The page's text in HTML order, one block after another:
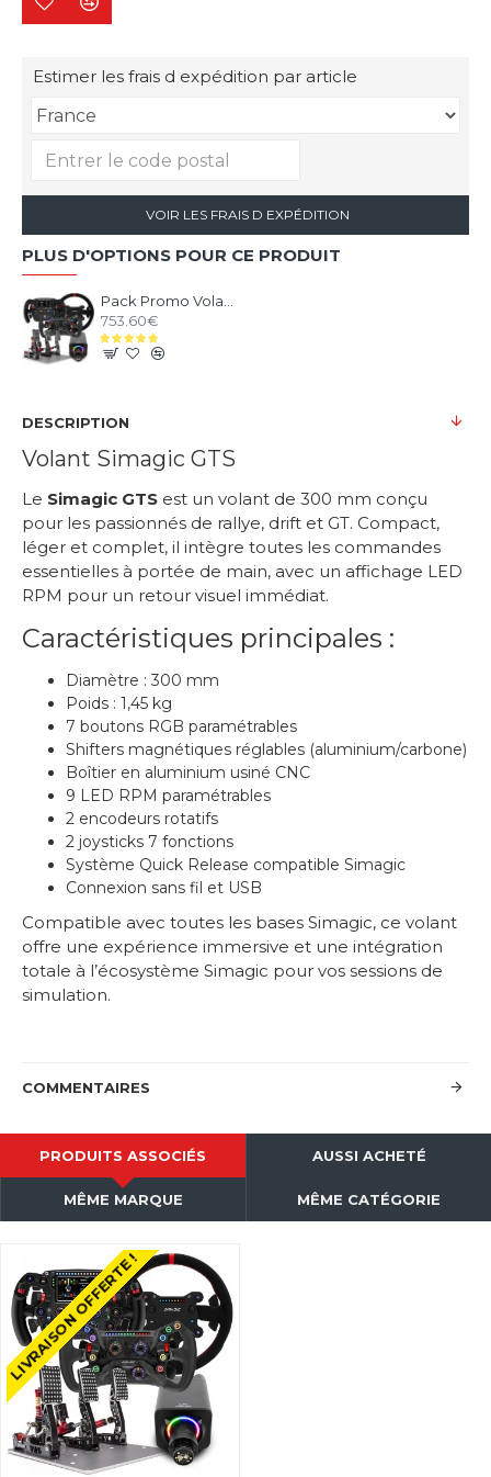
Estimer les frais d expédition par article
VOIR LES FRAIS D EXPÉDITION
PLUS D'OPTIONS POUR CE PRODUIT
Pack Promo Volant + Base Alpha EVO SIMAGIC sur-mesure
753.60€
DESCRIPTION
Volant Simagic GTS
Le Simagic GTS est un volant de 300 mm conçu
pour les passionnés de rallye, drift et GT. Compact,
léger et complet, il intègre toutes les commandes
essentielles à portée de main, avec un affichage LED
RPM pour un retour visuel immédiat.
Caractéristiques principales :
Diamètre : 300 mm
Poids : 1,45 kg
7 boutons RGB paramétrables
Shifters magnétiques réglables (aluminium/carbone)
Boîtier en aluminium usiné CNC
9 LED RPM paramétrables
2 encodeurs rotatifs
2 joysticks 7 fonctions
Système Quick Release compatible Simagic
Connexion sans fil et USB
Compatible avec toutes les bases Simagic, ce volant
offre une expérience immersive et une intégration
totale à l’écosystème Simagic pour vos sessions de
simulation.
COMMENTAIRES
PRODUITS ASSOCIÉS AUSSI ACHETÉ
MÊME MARQUE MÊME CATÉGORIE
LIVRAISON OFFERTE !